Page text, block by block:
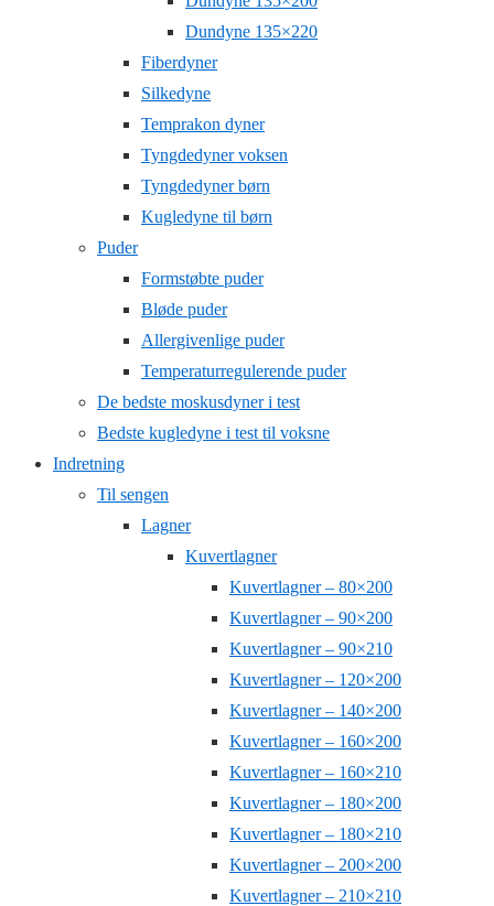
Dundyne 135×220
Fiberdyner
Silkedyne
Temprakon dyner
Tyngdedyner voksen
Tyngdedyner børn
Kugledyne til børn
Puder
Formstøbte puder
Bløde puder
Allergivenlige puder
Temperaturregulerende puder
De bedste moskusdyner i test
Bedste kugledyne i test til voksne
Indretning
Til sengen
Lagner
Kuvertlagner
Kuvertlagner – 80×200
Kuvertlagner – 90×200
Kuvertlagner – 90×210
Kuvertlagner – 120×200
Kuvertlagner – 140×200
Kuvertlagner – 160×200
Kuvertlagner – 160×210
Kuvertlagner – 180×200
Kuvertlagner – 180×210
Kuvertlagner – 200×200
Kuvertlagner – 210×210